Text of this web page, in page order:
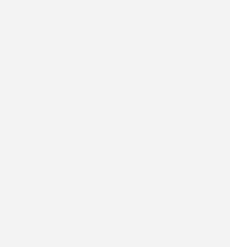
Leitungen zu
übelicherweise
Verlegung von Leitungen in
wohingegen die
durch